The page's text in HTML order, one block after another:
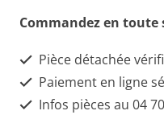
069633600
Quattroporte
Conduit
Commandez en toute
Pièce détachée
Paiement en ligne
Infos pièces au 04